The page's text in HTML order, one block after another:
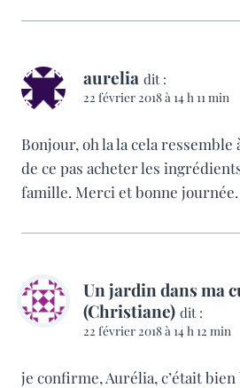
aurelia dit :
22 février 2018 à 14 h 11 min
Bonjour, oh la la cela ressemble
de ce pas acheter les
famille. Merci et bonne journée.
Un jardin dans ma
(Christiane) dit :
22 février 2018 à 14 h 12 min
je confirme, Aurélia, c’était bien